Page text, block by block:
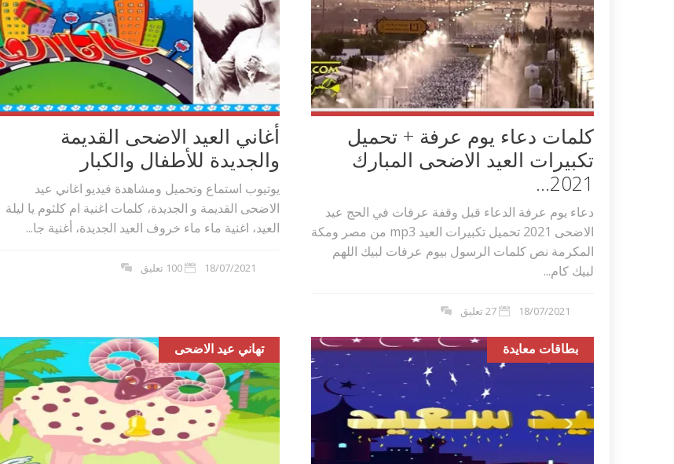
أغاني العيد الاضحى القديمة
والجديدة للأطفال والكبار
يوتيوب استماع وتحميل ومشاهدة فيديو اغاني عيد
الاضحى القديمة و الجديدة، كلمات اغنية ام كلثوم يا ليلة
العيد، اغنية ماء ماء خروف العيد الجديدة، أغنية جا...
18/07/2021 100 تعليق
كلمات دعاء يوم عرفة + تحميل
تكبيرات العيد الاضحى المبارك
2021...
دعاء يوم عرفة الدعاء قبل وقفة عرفات في الحج عيد
الاضحى 2021 تحميل تكبيرات العيد mp3 من مصر ومكة
المكرمة نص كلمات الرسول بيوم عرفات لبيك اللهم
لبيك كام...
18/07/2021 27 تعليق
تهاني عيد الاضحى بطاقات معايدة
وصفات أكلات عيد راس السنة الميلادية
والميلاد المجيد الكريسما...
طريقة تحضير حلاوة المولد النبوي مع
وصفات بالفيديو والصور...
اكلات عيد الاضحى 2023 وصفات طبخ